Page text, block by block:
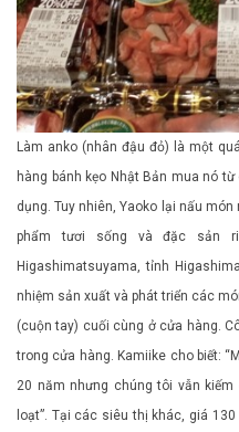
Làm anko (nhân đậu đỏ) là một
hàng bánh kẹo Nhật Bản mua nó
dụng. Tuy nhiên, Yaoko lại nấu
phẩm tươi sống và đặc sản
Higashimatsuyama, tỉnh
nhiệm sản xuất và phát triển các
(cuộn tay) cuối cùng ở cửa hàng.
trong cửa hàng. Kamiike cho biết:
20 năm nhưng chúng tôi vẫn
loạt”. Tại các siêu thị khác, giá